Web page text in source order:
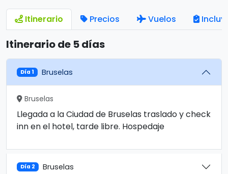
Itinerario Precios Vuelos
Itinerario de 5 días
Día 1 Bruselas
Bruselas
Llegada a la Ciudad de Bruselas traslado y check
inn en el hotel, tarde libre. Hospedaje
Día 2 Bruselas